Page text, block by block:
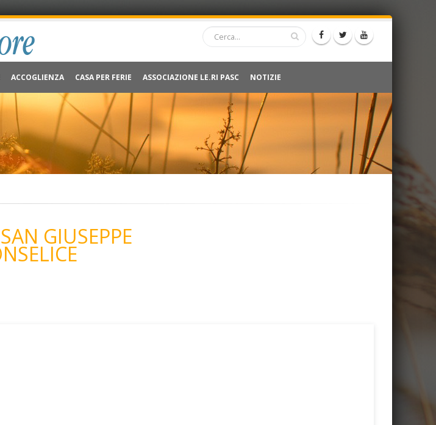
ACCOGLIENZA CASA PER FERIE ASSOCIAZIONE LE.RI PASC NOTIZIE
GIUSEPPE